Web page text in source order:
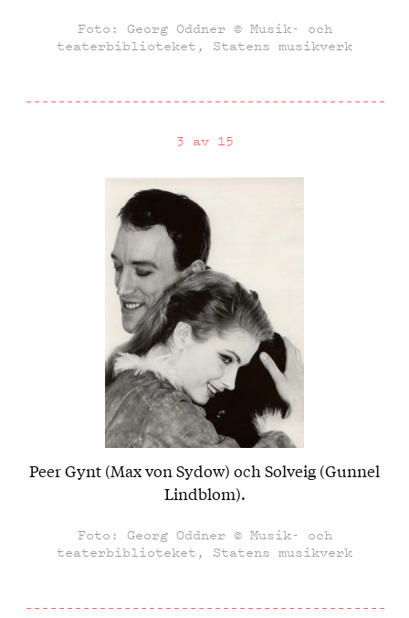
Foto: Georg Oddner © Musik- och
teaterbiblioteket, Statens musikverk
3 av 15
Peer Gynt (Max von Sydow) och Solveig (Gunnel
Lindblom).
Foto: Georg Oddner © Musik- och
teaterbiblioteket, Statens musikverk